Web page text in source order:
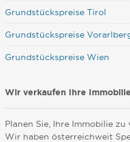
Grundstückspreise Tirol
Grundstückspreise
Grundstückspreise Wien
Wir verkaufen Ihre
Planen Sie, Ihre Immobilie zu
Wir haben österreichweit